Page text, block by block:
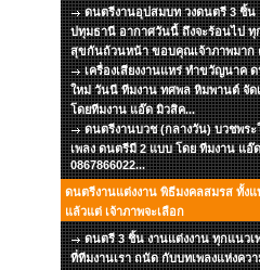
ดนตรีงานอุปสมบท วงดนตรี 3 ชิ้น
ปทุมธานี อากาศวันนี้ ถึงจะร้อนไป
สุขกันถ้วนหน้า ขอบคุณเจ้าภาพมาก
เครื่องเสียงงานแหร่ ทำขวัญนาค
ใหม่ วันนี ทีมงาน ทศพล หิมพานต์ จัด
โดยทีมงาน แอ๊ด มิวสิค...
ดนตรีงานบวช (กลางวัน) บวชพระ
เพลง ดนตรีมี 2 แบบ โดย ทีมงาน แอ๊
0867866022...
ดนตรีงานแต่งงาน พิธีมงคลสมรส ทั้ง
แล้วแต่ เจ้าภาพจะเลือก
ดนตรี 3 ชิ้น งานแต่งงาน ทุกแนวเ
ที่ทีมงานเรา ถนัด กับบทเพลงแห่งคว